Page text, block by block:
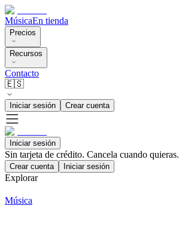
MúsicaEn tienda
Precios
Recursos
Contacto
🇪🇸
Iniciar sesión Crear cuenta
Iniciar sesión
Sin tarjeta de crédito. Cancela cuando quieras.
Crear cuenta Iniciar sesión
Explorar
Música